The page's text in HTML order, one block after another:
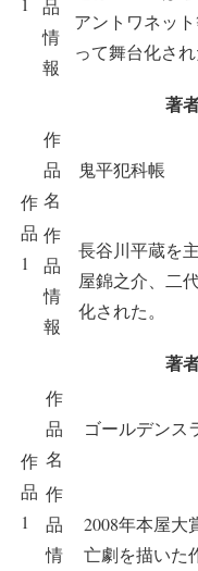
品
情
報
アントワネッ
って舞台化され
著
作
品
1
作
品
名
鬼平犯科帳
作
品
情
報
長谷川平蔵を
屋錦之介、二
化された。
著
作
品
1
作
品
名
ゴールデンス
作
品
情
2008年本屋大
亡劇を描いた